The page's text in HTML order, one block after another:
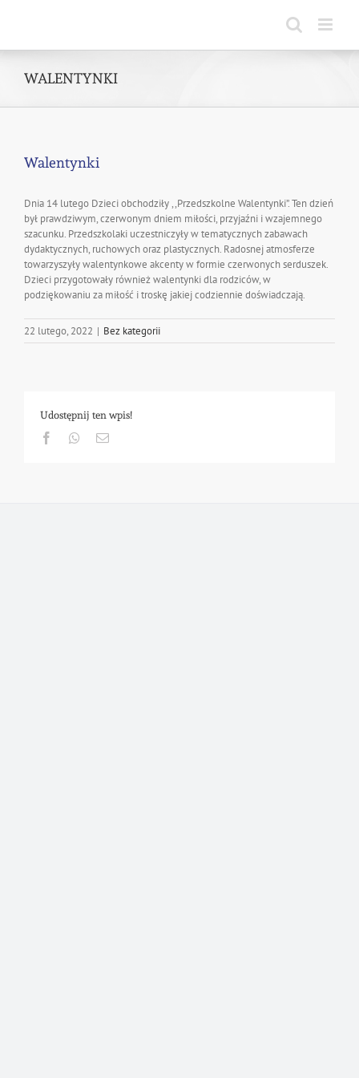
WALENTYNKI
Walentynki
Dnia 14 lutego Dzieci obchodziły ,,Przedszkolne Walentynki”. Ten dzień
był prawdziwym, czerwonym dniem miłości, przyjaźni i wzajemnego
szacunku. Przedszkolaki uczestniczyły w tematycznych zabawach
dydaktycznych, ruchowych oraz plastycznych. Radosnej atmosferze
towarzyszyły walentynkowe akcenty w formie czerwonych serduszek.
Dzieci przygotowały również walentynki dla rodziców, w
podziękowaniu za miłość i troskę jakiej codziennie doświadczają.
22 lutego, 2022 | Bez kategorii
Udostępnij ten wpis!
FacebookWhatsapp
Email